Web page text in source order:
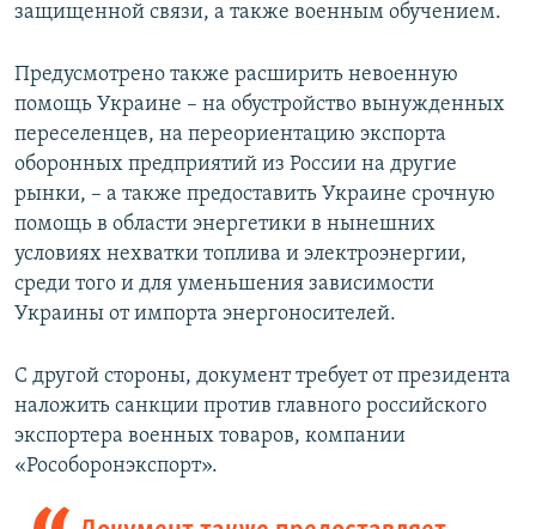
защищенной связи, а также военным обучением.
Предусмотрено также расширить невоенную
помощь Украине – на обустройство вынужденных
переселенцев, на переориентацию экспорта
оборонных предприятий из России на другие
рынки, – а также предоставить Украине срочную
помощь в области энергетики в нынешних
условиях нехватки топлива и электроэнергии,
среди того и для уменьшения зависимости
Украины от импорта энергоносителей.
С другой стороны, документ требует от президента
наложить санкции против главного российского
экспортера военных товаров, компании
«Рособоронэкспорт».